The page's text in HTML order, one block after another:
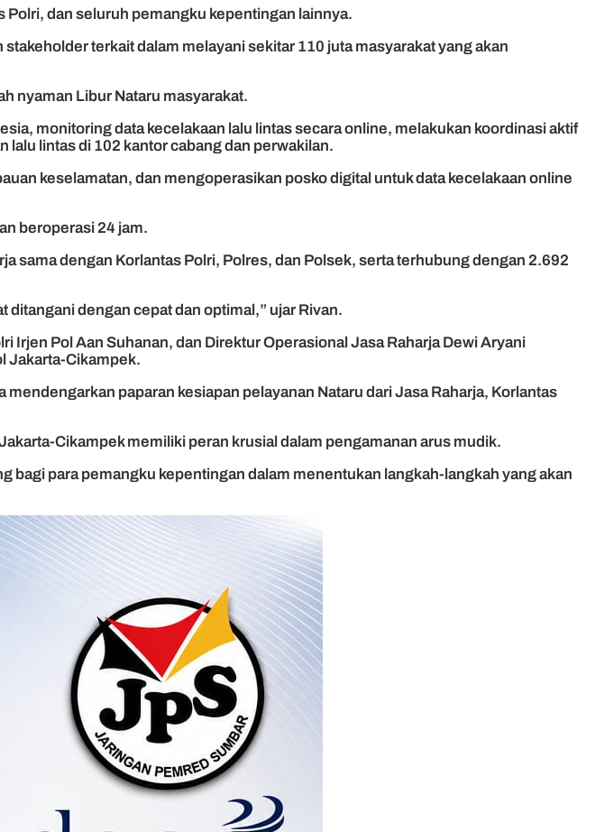
Polri, dan seluruh pemangku kepentingan lainnya.
terkait dalam melayani sekitar 110 juta masyarakat yang akan
nyaman Libur Nataru masyarakat.
monitoring data kecelakaan lalu lintas secara online, melakukan koordinasi aktif
lalu lintas di 102 kantor cabang dan perwakilan.
keselamatan, dan mengoperasikan posko digital untuk data kecelakaan online
beroperasi 24 jam.
sama dengan Korlantas Polri, Polres, dan Polsek, serta terhubung dengan 2.692
ditangani dengan cepat dan optimal,” ujar Rivan.
Irjen Pol Aan Suhanan, dan Direktur Operasional Jasa Raharja Dewi Aryani
Jakarta-Cikampek.
paparan kesiapan pelayanan Nataru dari Jasa Raharja, Korlantas
Cikampek memiliki peran krusial dalam pengamanan arus mudik.
bagi para pemangku kepentingan dalam menentukan langkah-langkah yang akan